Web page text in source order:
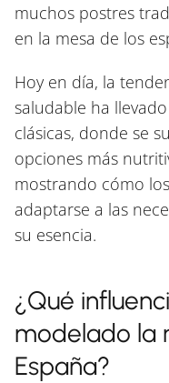
muchos postres
en la mesa de los
Hoy en día, la
saludable ha
clásicas, donde se
opciones más
mostrando cómo
adaptarse a las
su esencia.
¿Qué
modelado la
España?